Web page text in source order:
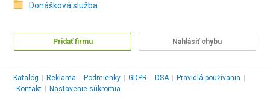
Donášková služba
Pridať firmu Nahlásiť chybu
Katalóg Reklama Podmienky GDPR DSA Pravidlá používania
Kontakt
Nastavenie súkromia